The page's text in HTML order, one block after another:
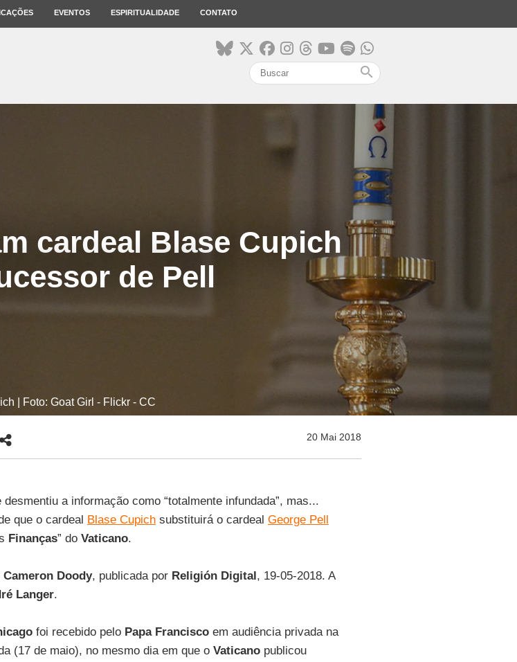
EVENTOS ESPIRITUALIDADE CONTATO
search
cardeal Blase Cupich
de Pell
| Foto: Goat Girl - Flickr - CC
20 Mai 2018
a informação como “totalmente infundada”, mas...
que o cardeal Blase Cupichsubstituirá o cardeal George Pell
Finanças” do Vaticano.
Cameron Doody, publicada por Religión Digital, 19-05-2018. A
Langer.
foi recebido pelo Papa Franciscoem audiência privada na
(17 de maio), no mesmo dia em que o Vaticanopublicou